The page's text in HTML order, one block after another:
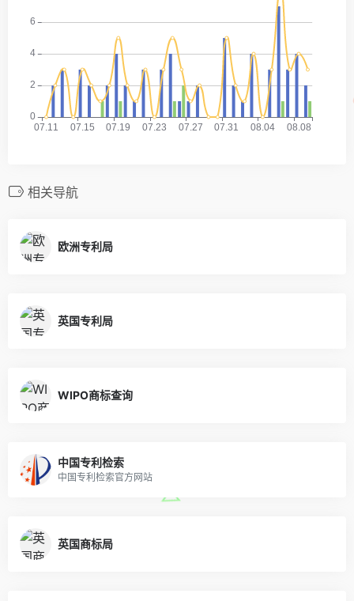
相关导航
欧洲专利局
英国专利局
WIPO商标查询
中国专利检索
中国专利检索官方网站
英国商标局